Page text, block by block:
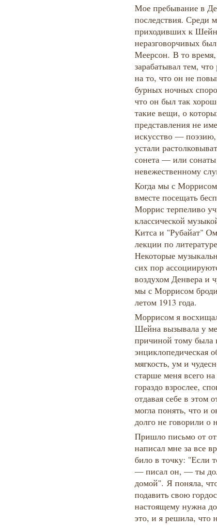
Мое пребывание в
последствия. Среди
приходивших к
неразговорчивых
Меерсон. В то время,
зарабатывал тем,
на то, что он не
бурных ночных
что он был так
такие вещи, о
представления не
искусство —
устали
сонета — или
невежественному
Когда мы с
вместе посещать
Моррис терпеливо
классической
Китса и "Рубайат"
лекции по
Некоторые
сих пор
воздухом Денвера и
мы с Моррисом
летом 1913 года.
Моррисом я
Шейна вызывала у
причиной тому была
энциклопедическая
мягкость, ум и
старше меня всего
гораздо взрослее,
отдавая себе в этом
могла понять, что и
долго не говорили о
Пришло письмо от
написал мне за все
било в точку: "Если
— писал он, — ты
домой". Я поняла,
подавить свою
настоящему нужна
это, и я решила, что